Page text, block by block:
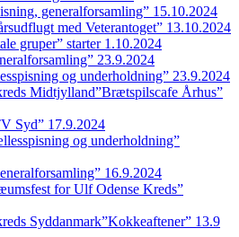
generalforsamling” 15.10.2024
med Veterantoget” 13.10.2024
gruper” starter 1.10.2024
23.9.2024
og underholdning” 23.9.2024
Midtjylland”Brætspilscafe Århus”
Syd” 17.9.2024
og underholdning”
16.9.2024
for Ulf Odense Kreds”
Syddanmark”Kokkeaftener” 13.9